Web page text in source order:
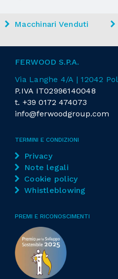
Macchinari Venduti
FERWOOD S.P.A.
Via Langhe 4/A | 12042
P.IVA IT02996140048
t. +39 0172 474073
info@ferwoodgroup.com
TERMINI E CONDIZIONI
Privacy
Note legali
Cookie policy
Whistleblowing
PREMI E RICONOSCIMENTI